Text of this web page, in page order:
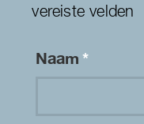
vereiste velden
Naam*